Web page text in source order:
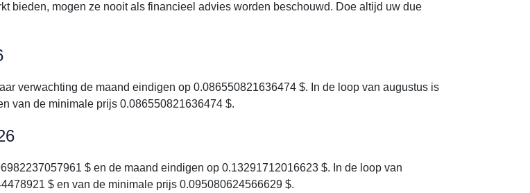
bieden, mogen ze nooit als financieel advies worden beschouwd. Doe altijd uw due
verwachting de maand eindigen op 0.086550821636474 $. In de loop van augustus is
van de minimale prijs 0.086550821636474 $.
$ en de maand eindigen op 0.13291712016623 $. In de loop van
$ en van de minimale prijs 0.095080624566629 $.